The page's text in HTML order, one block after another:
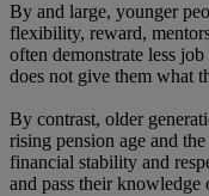
By and large, younger
flexibility, reward,
often demonstrate less
does not give them what
By contrast, older
rising pension age and
financial stability and
and pass their knowledge